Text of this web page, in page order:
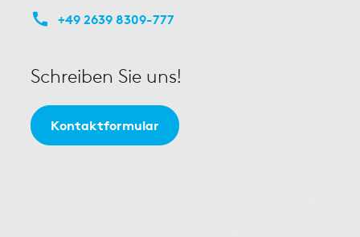
+49 2639 8309-777
Schreiben Sie uns!
Kontaktformular